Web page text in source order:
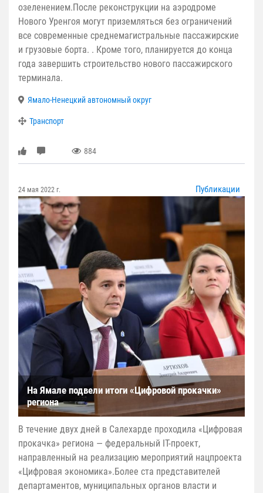
озеленением.После реконструкции на аэродроме
Нового Уренгоя могут приземляться без ограничений
все современные среднемагистральные пассажирские
и грузовые борта. . Кроме того, планируется до конца
года завершить строительство нового пассажирского
терминала.
Ямало-Ненецкий автономный округ
Транспорт
884
24 мая 2022 г. Публикации
На Ямале подвели итоги «Цифровой прокачки»
региона
В течение двух дней в Салехарде проходила «Цифровая
прокачка» региона — федеральный IT-проект,
направленный на реализацию мероприятий нацпроекта
«Цифровая экономика».Более ста представителей
департаментов, муниципальных органов власти и